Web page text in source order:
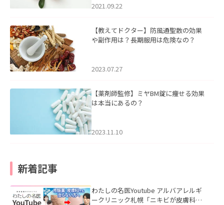
2021.09.22
【教えてドクター】防風通聖散の効果
や副作用は？長期服用は危険なの？
2023.07.27
【薬剤師監修】ミヤBM錠に痩せる効果
は本当にあるの？
2023.11.10
新着記事
わたしの名医Youtube アルバアレルギ
ークリニック札幌「ニキビが皮膚科で